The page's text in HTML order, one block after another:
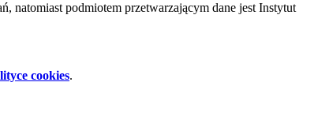
natomiast podmiotem przetwarzającym dane jest Instytut
cookies.